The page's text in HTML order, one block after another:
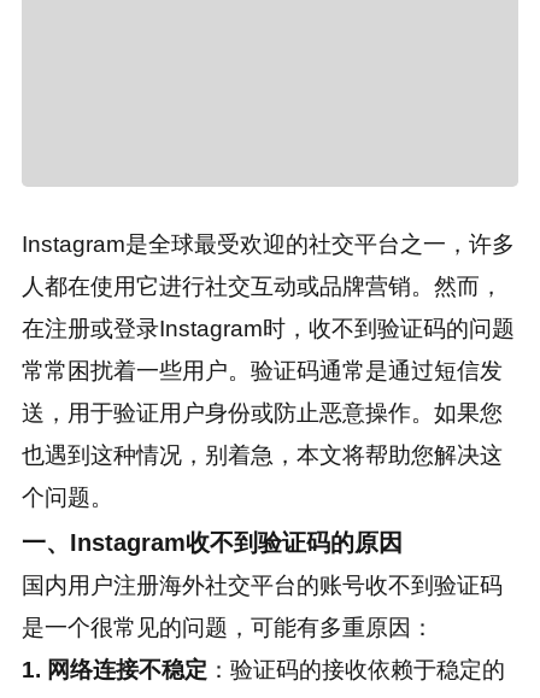
Instagram是全球最受欢迎的社交平台之一，许多
人都在使用它进行社交互动或品牌营销。然而，
在注册或登录Instagram时，收不到验证码的问题
常常困扰着一些用户。验证码通常是通过短信发
送，用于验证用户身份或防止恶意操作。如果您
也遇到这种情况，别着急，本文将帮助您解决这
个问题。
一、Instagram收不到验证码的原因
国内用户注册海外社交平台的账号收不到验证码
是一个很常见的问题，可能有多重原因：
1. 网络连接不稳定 ：验证码的接收依赖于稳定的